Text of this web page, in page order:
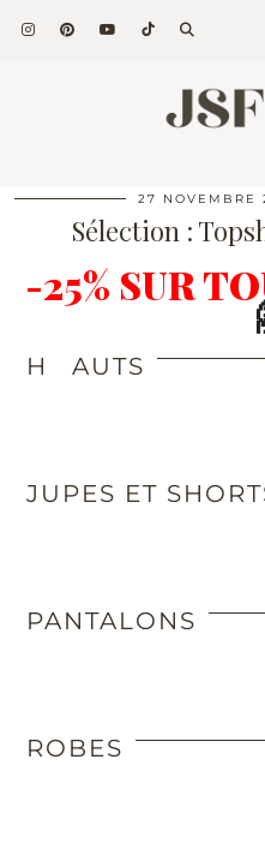
27 NOVEMBRE
Sélection :
-25% SUR
H AUTS
JUPES ET
PANTALONS
ROBES